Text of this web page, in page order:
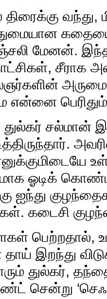
வந்து,
மேனன்.
சீராக
துல்கர் சல்மான்
ஓடிக்
ஐந்து
கடைசி
பெற்றதால்,
தாய் இறந்து
துல்கர்,
சென்று